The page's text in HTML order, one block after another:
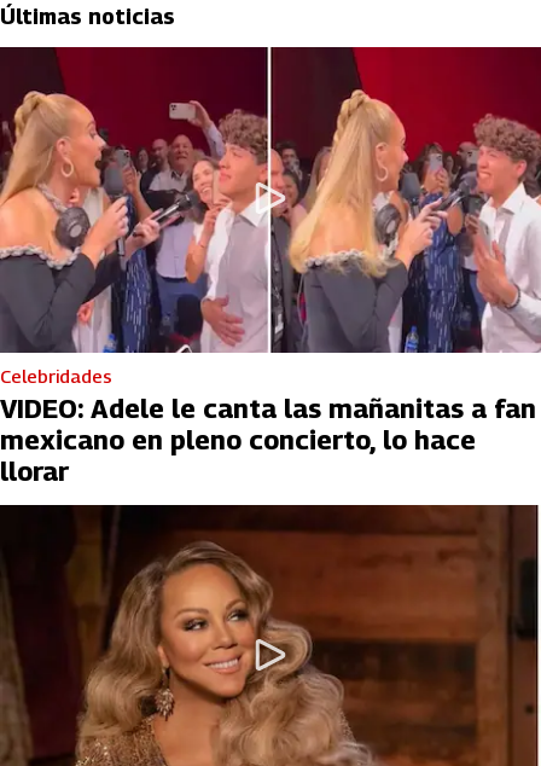
Últimas noticias
Celebridades
VIDEO: Adele le canta las mañanitas a fan
mexicano en pleno concierto, lo hace
llorar